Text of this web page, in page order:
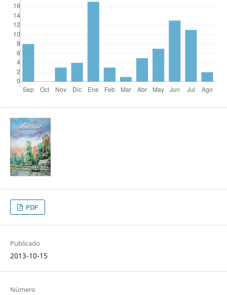
PDF
Publicado
2013-10-15
Número